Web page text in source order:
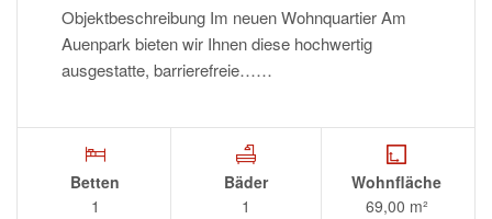
Objektbeschreibung Im neuen Wohnquartier Am
Auenpark bieten wir Ihnen diese hochwertig
ausgestatte, barrierefreie……
Betten
1
Bäder
1
Wohnfläche
69,00 m²